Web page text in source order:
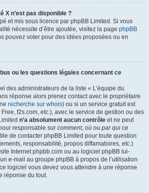
X n’est pas disponible ?
et mis sous licence par phpBB Limited. Si vous
nécessite d’être ajoutée, visitez la page phpBB
pouvez voter pour des idées proposées ou en
ou les questions légales concernant ce
des administrateurs de la liste « L’équipe du
réponse alors prenez contact avec le propriétaire
recherche sur whois) ou si un service gratuit est
f2s.com, etc.), avec le service de gestion ou des
n’a absolument aucun contrôle et ne peut
responsable sur comment, où ou par qui ce
de contacter phpBB Limited pour toute question
responsabilité, propos diffamatoires, etc.)
Internet phpbb.com ou au logiciel phpBB lui-
e-mail au groupe phpBB à propos de l’utilisation
logiciel vous devez vous attendre à une réponse
réponse du tout.